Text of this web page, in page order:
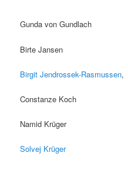
Gunda von Gundlach
Birte Jansen
Birgit Jendrossek-Rasmussen,
Constanze Koch
Namid Krüger
Solvej Krüger